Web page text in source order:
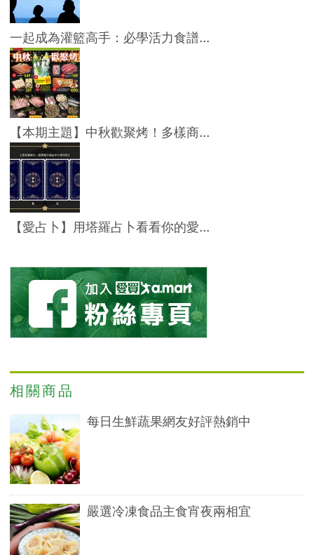
一起成為灌籃高手：必學活力食譜...
【本期主題】中秋歡聚烤！多樣商...
【愛占卜】用塔羅占卜看看你的愛...
相關商品
每日生鮮蔬果網友好評熱銷中
嚴選冷凍食品主食宵夜兩相宜